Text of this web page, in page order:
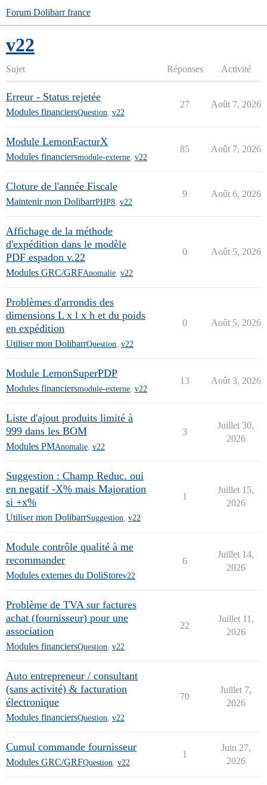
Forum Dolibarr france
v22
Sujet Réponses Activité
Erreur - Status rejetée
Modules financiersQuestion v22
27 Août 7, 2026
Module LemonFacturX
Modules financiersmodule-externe v22
85 Août 7, 2026
Cloture de l'année Fiscale
Maintenir mon DolibarrPHP8 v22
9 Août 6, 2026
Affichage de la méthode
d'expédition dans le modèle
PDF espadon v.22
Modules GRC/GRFAnomalie v22
0 Août 5, 2026
Problèmes d'arrondis des
dimensions L x l x h et du poids
en expédition
Utiliser mon DolibarrQuestion v22
0 Août 5, 2026
Module LemonSuperPDP
Modules financiersmodule-externe v22
13 Août 3, 2026
Liste d'ajout produits limité à
999 dans les BOM
Modules PMAnomalie v22
3
Juillet 30,
2026
Suggestion : Champ Reduc. oui
en negatif -X% mais Majoration
si +x%
Utiliser mon DolibarrSuggestion v22
1
Juillet 15,
2026
Module contrôle qualité à me
recommander
Modules externes du DoliStorev22
6
Juillet 14,
2026
Problème de TVA sur factures
achat (fournisseur) pour une
association
Modules financiersQuestion v22
22
Juillet 11,
2026
Auto entrepreneur / consultant
(sans activité) & facturation
électronique
Modules financiersQuestion v22
70
Juillet 7,
2026
Cumul commande fournisseur
Modules GRC/GRFQuestion v22
1
Juin 27,
2026